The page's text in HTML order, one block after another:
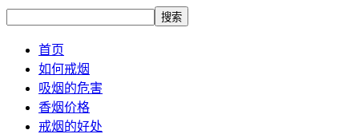
搜索
首页
如何戒烟
吸烟的危害
香烟价格
戒烟的好处